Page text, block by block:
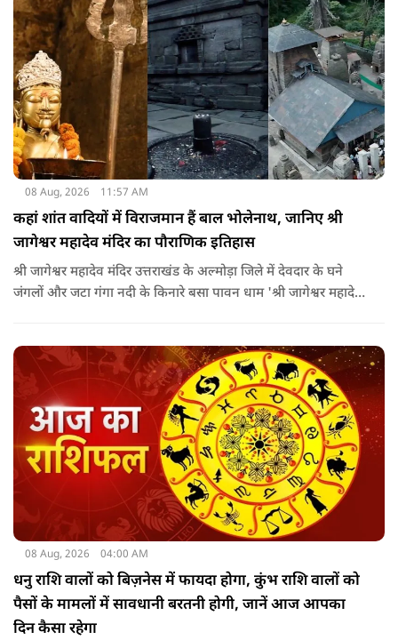
08 Aug, 2026 11:57 AM
कहां शांत वादियों में विराजमान हैं बाल भोलेनाथ, जानिए श्री
जागेश्वर महादेव मंदिर का पौराणिक इतिहास
श्री जागेश्वर महादेव मंदिर उत्तराखंड के अल्मोड़ा जिले में देवदार के घने
जंगलों और जटा गंगा नदी के किनारे बसा पावन धाम 'श्री जागेश्वर महादेव
पहले कत्युरी राजाओं द्वारा किया गया था.
08 Aug, 2026 04:00 AM
धनु राशि वालों को बिज़नेस में फायदा होगा, कुंभ राशि वालों को
पैसों के मामलों में सावधानी बरतनी होगी, जानें आज आपका
दिन कैसा रहेगा